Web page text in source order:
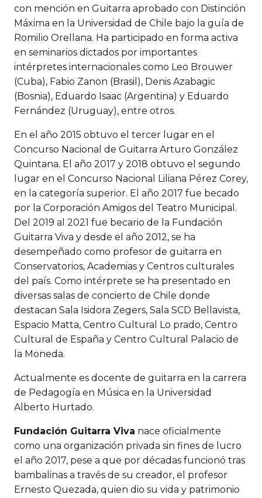
con mención en Guitarra aprobado con Distinción
Máxima en la Universidad de Chile bajo la guía de
Romilio Orellana. Ha participado en forma activa
en seminarios dictados por importantes
intérpretes internacionales como Leo Brouwer
(Cuba), Fabio Zanon (Brasil), Denis Azabagic
(Bosnia), Eduardo Isaac (Argentina) y Eduardo
Fernández (Uruguay), entre otros.
En el año 2015 obtuvo el tercer lugar en el
Concurso Nacional de Guitarra Arturo González
Quintana. El año 2017 y 2018 obtuvo el segundo
lugar en el Concurso Nacional Liliana Pérez Corey,
en la categoría superior. El año 2017 fue becado
por la Corporación Amigos del Teatro Municipal.
Del 2019 al 2021 fue becario de la Fundación
Guitarra Viva y desde el año 2012, se ha
desempeñado como profesor de guitarra en
Conservatorios, Academias y Centros culturales
del país. Como intérprete se ha presentado en
diversas salas de concierto de Chile donde
destacan Sala Isidora Zegers, Sala SCD Bellavista,
Espacio Matta, Centro Cultural Lo prado, Centro
Cultural de España y Centro Cultural Palacio de
la Moneda.
Actualmente es docente de guitarra en la carrera
de Pedagogía en Música en la Universidad
Alberto Hurtado.
Fundación Guitarra Viva nace oficialmente
como una organización privada sin fines de lucro
el año 2017, pese a que por décadas funcionó tras
bambalinas a través de su creador, el profesor
Ernesto Quezada, quien dio su vida y patrimonio